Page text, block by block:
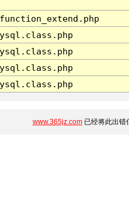
www.365jz.com已经将此出错